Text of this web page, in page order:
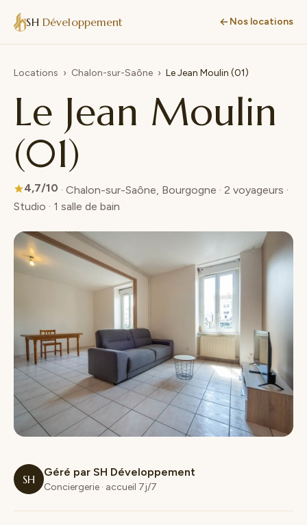
SH Développement Nos locations
Locations › Chalon-sur-Saône › Le Jean Moulin (01)
Le Jean Moulin
(01)
4,7/10 · Chalon-sur-Saône, Bourgogne · 2 voyageurs ·
Studio · 1 salle de bain
SH
Géré par SH Développement
Conciergerie · accueil 7j/7